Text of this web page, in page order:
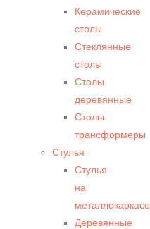
Керамические
столы
Стеклянные
столы
Столы
деревянные
Столы-
трансформеры
Стулья
Стулья
на
металлокаркасе
Деревянные